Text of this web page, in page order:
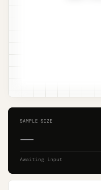
SAMPLE SIZE
—
Awaiting input